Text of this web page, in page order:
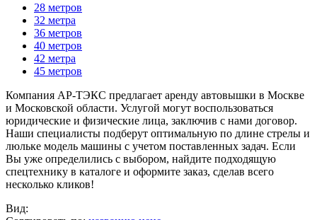
28 метров
32 метра
36 метров
40 метров
42 метра
45 метров
Компания АР-ТЭКС предлагает аренду автовышки в Москве
и Московской области. Услугой могут воспользоваться
юридические и физические лица, заключив с нами договор.
Наши специалисты подберут оптимальную по длине стрелы и
люльке модель машины с учетом поставленных задач. Если
Вы уже определились с выбором, найдите подходящую
спецтехнику в каталоге и оформите заказ, сделав всего
несколько кликов!
Вид: